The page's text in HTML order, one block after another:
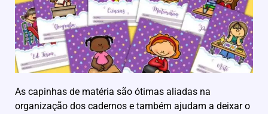
As capinhas de matéria são ótimas aliadas na
organização dos cadernos e também ajudam a deixar o